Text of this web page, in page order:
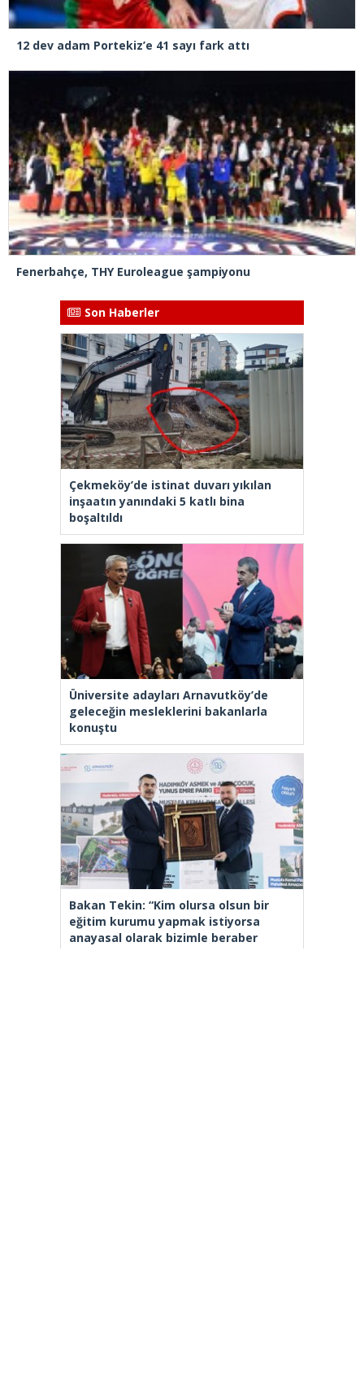
12 dev adam Portekiz’e 41 sayı fark attı
Fenerbahçe, THY Euroleague şampiyonu
Son Haberler
Çekmeköy’de istinat duvarı yıkılan
inşaatın yanındaki 5 katlı bina
boşaltıldı
Üniversite adayları Arnavutköy’de
geleceğin mesleklerini bakanlarla
konuştu
Bakan Tekin: “Kim olursa olsun bir
eğitim kurumu yapmak istiyorsa
anayasal olarak bizimle beraber